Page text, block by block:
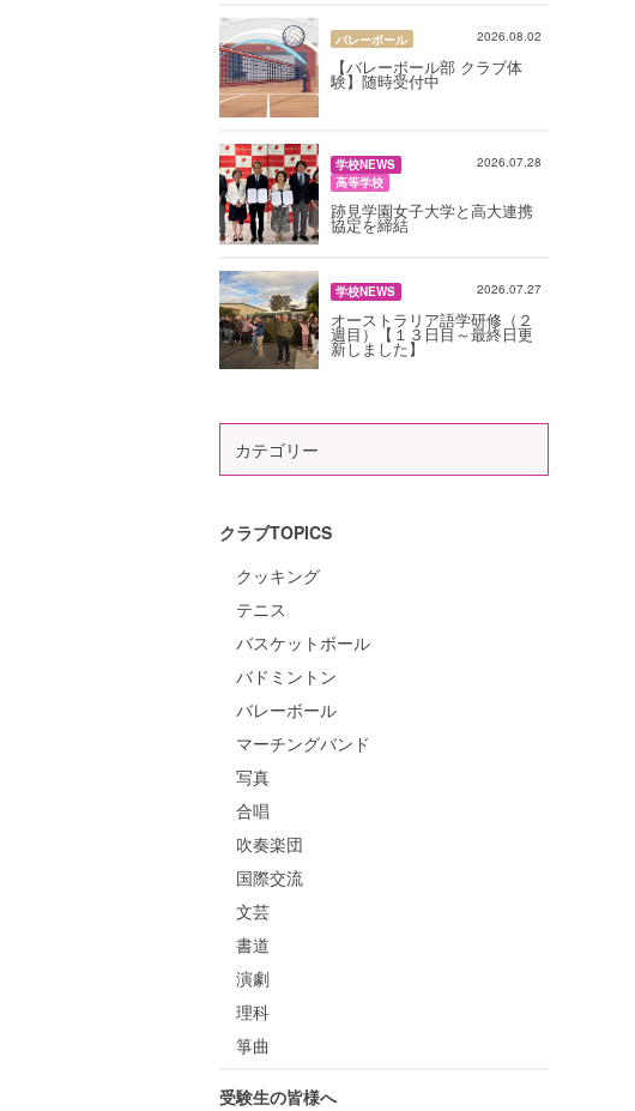
バレーボール 2026.08.02
【バレーボール部 クラブ体
験】随時受付中
学校NEWS
高等学校
2026.07.28
跡見学園女子大学と高大連携
協定を締結
学校NEWS 2026.07.27
オーストラリア語学研修（２
週目）【１３日目～最終日更
新しました】
カテゴリー
クラブTOPICS
クッキング
テニス
バスケットボール
バドミントン
バレーボール
マーチングバンド
写真
合唱
吹奏楽団
国際交流
文芸
書道
演劇
理科
箏曲
受験生の皆様へ